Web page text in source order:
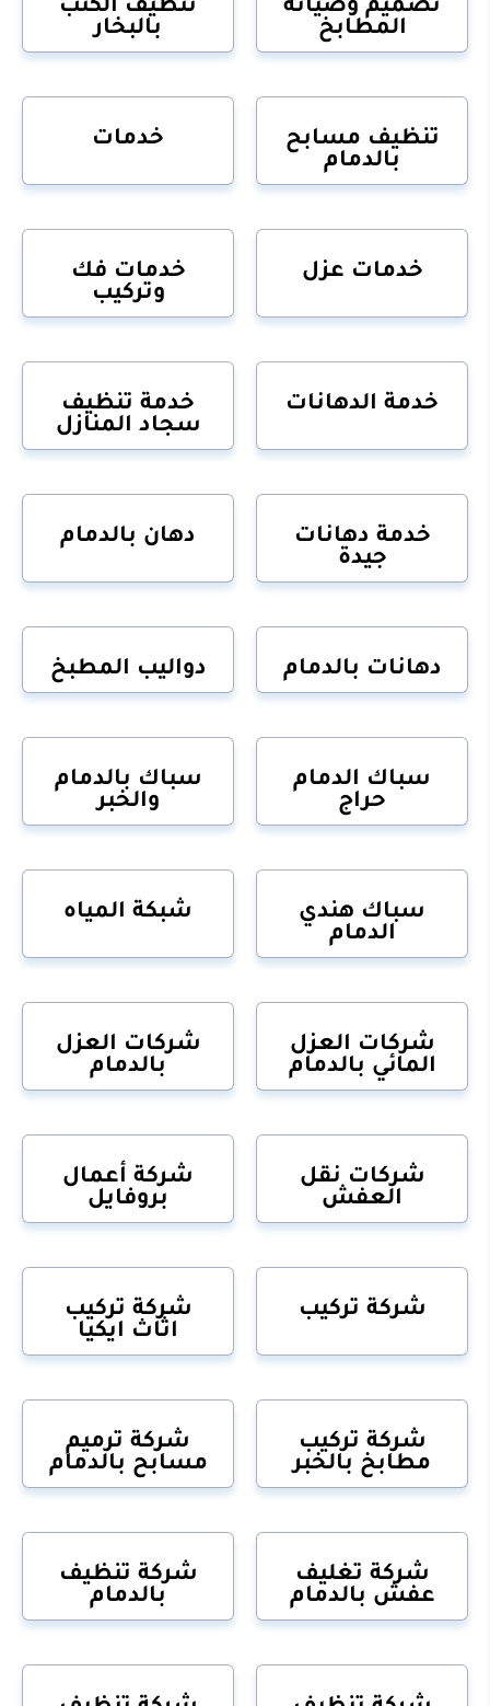
المطابخ
بالبخار
تنظيف مسابح
بالدمام
خدمات
خدمات عزل
خدمات فك
وتركيب
خدمة الدهانات
خدمة تنظيف
سجاد المنازل
خدمة دهانات
جيدة
دهان بالدمام
دهانات بالدمام دواليب المطبخ
سباك الدمام
حراج
سباك بالدمام
والخبر
سباك هندي
الدمام
شبكة المياه
شركات العزل
المائي بالدمام
شركات العزل
بالدمام
شركات نقل
العفش
شركة أعمال
بروفايل
شركة تركيب
شركة تركيب
اثاث ايكيا
شركة تركيب
مطابخ بالخبر
شركة ترميم
مسابح بالدمام
شركة تغليف
عفش بالدمام
شركة تنظيف
بالدمام